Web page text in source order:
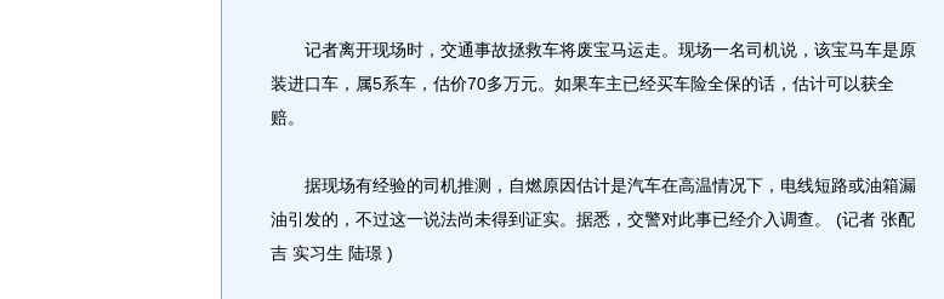
记者离开现场时，交通事故拯救车将废宝马运走。现场一名司机说，该宝马车是原
装进口车，属5系车，估价70多万元。如果车主已经买车险全保的话，估计可以获全
赔。
据现场有经验的司机推测，自燃原因估计是汽车在高温情况下，电线短路或油箱漏
油引发的，不过这一说法尚未得到证实。据悉，交警对此事已经介入调查。 (记者 张配
吉 实习生 陆璟 )